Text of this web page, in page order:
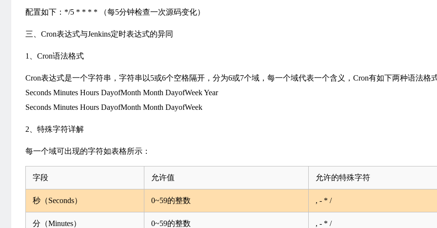
配置如下：*/5 * * * * （每5分钟检查一次源码变化）
三、Cron表达式与Jenkins定时表达式的异同
1、Cron语法格式
Cron表达式是一个字符串，字符串以5或6个空格隔开，分为6或7个域，每一个域代表一个含义，Cron有如下两种语法格
Seconds Minutes Hours DayofMonth Month DayofWeek Year
Seconds Minutes Hours DayofMonth Month DayofWeek
2、特殊字符详解
每一个域可出现的字符如表格所示：
字段 允许值 允许的特殊字符
秒（Seconds） 0~59的整数 , - * /
分（Minutes） 0~59的整数 , - * /